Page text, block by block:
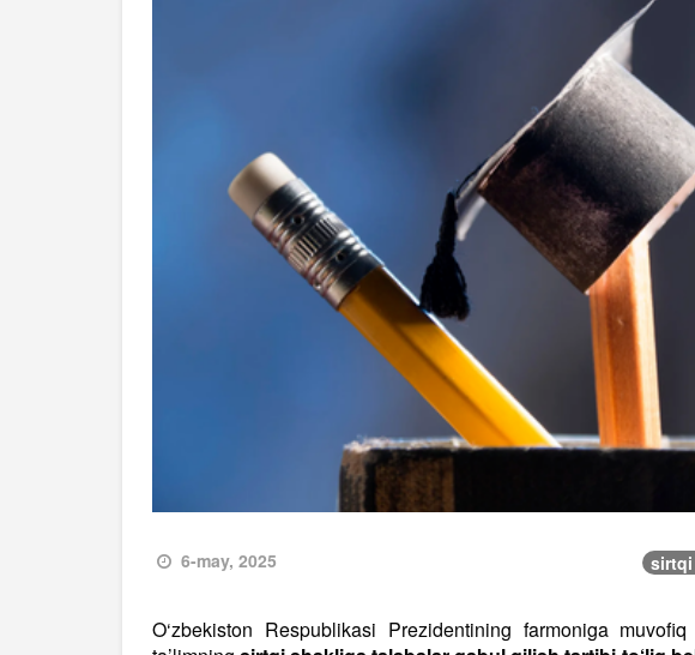
6-may, 2025 sirtqi
O‘zbekiston Respublikasi Prezidentining farmoniga